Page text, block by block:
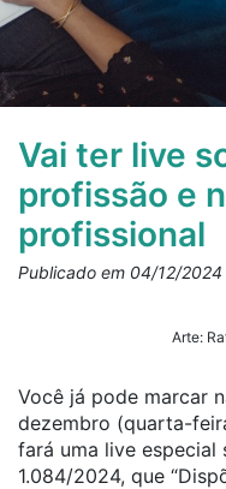
Vai ter live
profissão e
profissional
Publicado em 04/12/2024
Arte:
Você já pode marcar
dezembro (quarta-
fará uma live especial
1.084/2024, que